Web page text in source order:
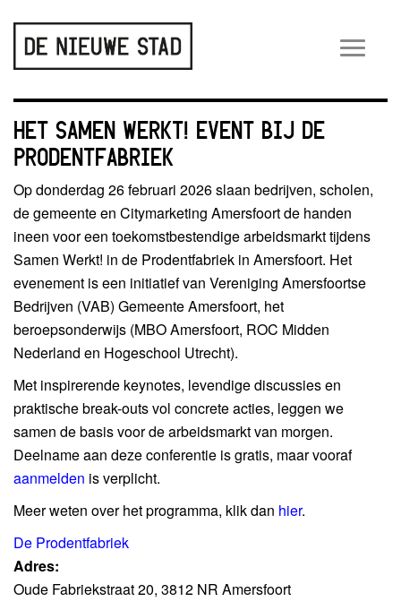
HET SAMEN WERKT! EVENT BIJ DE
PRODENTFABRIEK
Op donderdag 26 februari 2026 slaan bedrijven, scholen,
de gemeente en Citymarketing Amersfoort de handen
ineen voor een toekomstbestendige arbeidsmarkt tijdens
Samen Werkt! in de Prodentfabriek in Amersfoort. Het
evenement is een initiatief van Vereniging Amersfoortse
Bedrijven (VAB) Gemeente Amersfoort, het
beroepsonderwijs (MBO Amersfoort, ROC Midden
Nederland en Hogeschool Utrecht).
Met inspirerende keynotes, levendige discussies en
praktische break-outs vol concrete acties, leggen we
samen de basis voor de arbeidsmarkt van morgen.
Deelname aan deze conferentie is gratis, maar vooraf
aanmelden is verplicht.
Meer weten over het programma, klik dan hier.
De Prodentfabriek
Adres:
Oude Fabriekstraat 20, 3812 NR Amersfoort